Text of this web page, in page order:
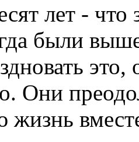
лет -
были
Они
жизнь